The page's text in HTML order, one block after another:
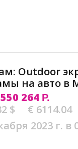
Outdооr
на авто в
550 264 Р.
$
€ 6114.04
2023 г. в